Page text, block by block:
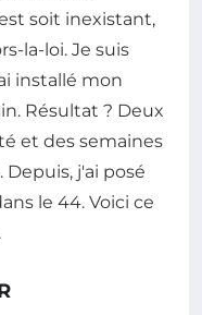
soit inexistant,
la-loi. Je suis
installé mon
Résultat ? Deux
et des semaines
j'ai posé
le 44. Voici ce